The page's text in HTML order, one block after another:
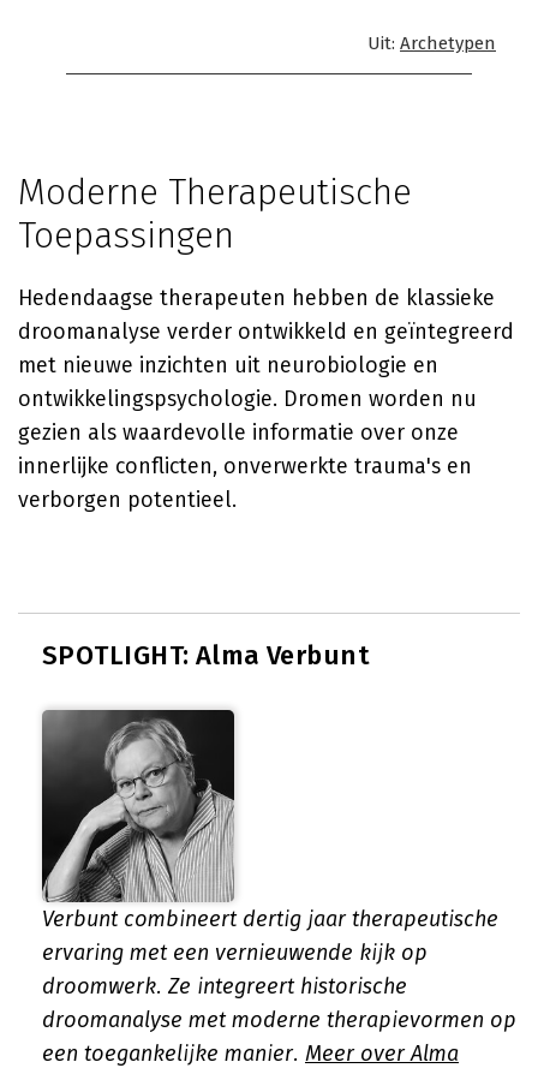
Uit: Archetypen
Moderne Therapeutische
Toepassingen
Hedendaagse therapeuten hebben de klassieke
droomanalyse verder ontwikkeld en geïntegreerd
met nieuwe inzichten uit neurobiologie en
ontwikkelingspsychologie. Dromen worden nu
gezien als waardevolle informatie over onze
innerlijke conflicten, onverwerkte trauma's en
verborgen potentieel.
SPOTLIGHT: Alma Verbunt
Verbunt combineert dertig jaar therapeutische
ervaring met een vernieuwende kijk op
droomwerk. Ze integreert historische
droomanalyse met moderne therapievormen op
een toegankelijke manier. Meer over Alma